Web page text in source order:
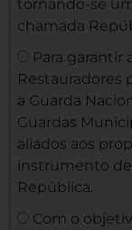
tornando-se
chamada
Para garantir
Restauradores
a Guarda
Guardas
aliados aos
instrumento
República.
Com o